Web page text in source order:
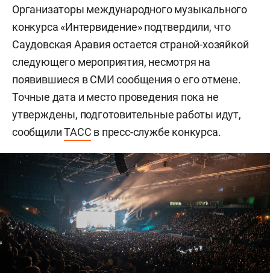
Организаторы международного музыкального
конкурса «Интервидение» подтвердили, что
Саудовская Аравия остается страной-хозяйкой
следующего мероприятия, несмотря на
появившиеся в СМИ сообщения о его отмене.
Точные дата и место проведения пока не
утверждены, подготовительные работы идут,
сообщилиТАСС в пресс-службе конкурса.